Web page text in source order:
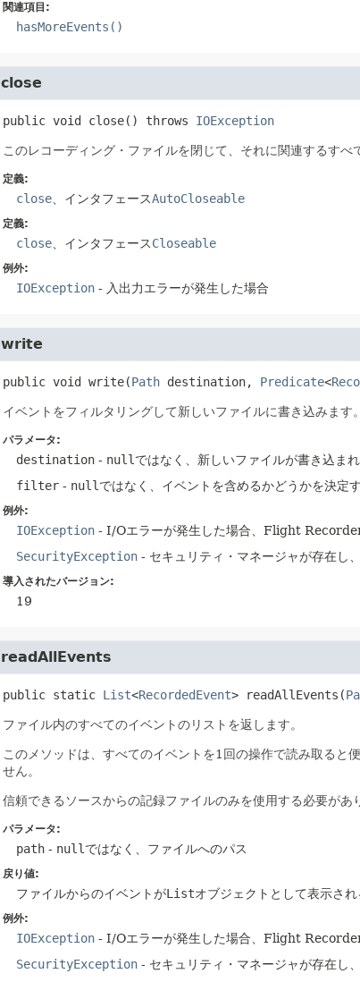
関連項目:
hasMoreEvents()
close
public void close() throws IOException
このレコーディング・ファイルを閉じて、それに関連するすべ
定義:
close、インタフェースAutoCloseable
定義:
close、インタフェースCloseable
例外:
IOException- 入出力エラーが発生した場合
write
public void write(Path destination, Predicate<
イベントをフィルタリングして新しいファイルに書き込みます。
パラメータ:
destination- null ではなく、新しいファイルが書き込ま
filter- null ではなく、イベントを含めるかどうかを決定
例外:
IOException- I/Oエラーが発生した場合、Flight Recorder
SecurityException- セキュリティ・マネージャが存在し
導入されたバージョン:
19
readAllEvents
public static List<RecordedEvent> readAllEvents (
ファイル内のすべてのイベントのリストを返します。
このメソッドは、すべてのイベントを1回の操作で読み取ると
せん。
信頼できるソースからの記録ファイルのみを使用する必要があ
パラメータ:
path- null ではなく、ファイルへのパス
戻り値:
ファイルからのイベントがListオブジェクトとして表示され
例外:
IOException- I/Oエラーが発生した場合、Flight Recorder
SecurityException- セキュリティ・マネージャが存在し